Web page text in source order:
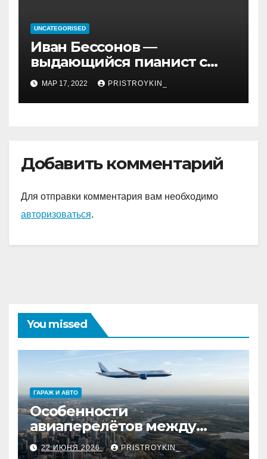
UNCATEGORISED
Иван Бессонов —
выдающийся пианист с
уникальным талантом и
впечатляющими
достижениями
МАР 17, 2022 PRISTROYKIN_
Добавить комментарий
Для отправки комментария вам необходимо
авторизоваться.
You missed
ГАРАЖ И АВТО
Особенности
авиаперелётов между
европейской частью
страны и дальневосточным
22 ИЮНЯ 2026 PRISTROYKIN_